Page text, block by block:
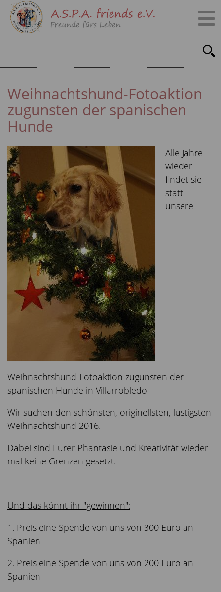
Weihnachtshund-Fotoaktion
zugunsten der spanischen
Hunde
Alle Jahre
wieder
findet sie
statt-
unsere
Weihnachtshund-Fotoaktion zugunsten der
spanischen Hunde in Villarrobledo
Wir suchen den schönsten, originellsten, lustigsten
Weihnachtshund 2016.
Dabei sind Eurer Phantasie und Kreativität wieder
mal keine Grenzen gesetzt.
Und das könnt ihr "gewinnen":
1. Preis eine Spende von uns von 300 Euro an
Spanien
2. Preis eine Spende von uns von 200 Euro an
Spanien